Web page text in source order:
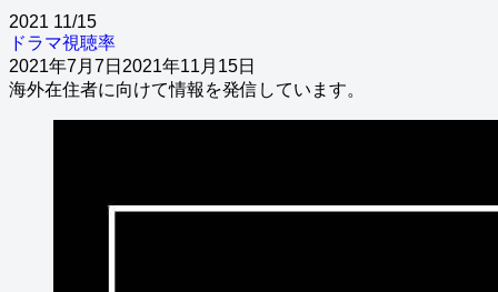
2021 11/15
ドラマ視聴率
2021年7月7日 2021年11月15日
海外在住者に向けて情報を発信しています。